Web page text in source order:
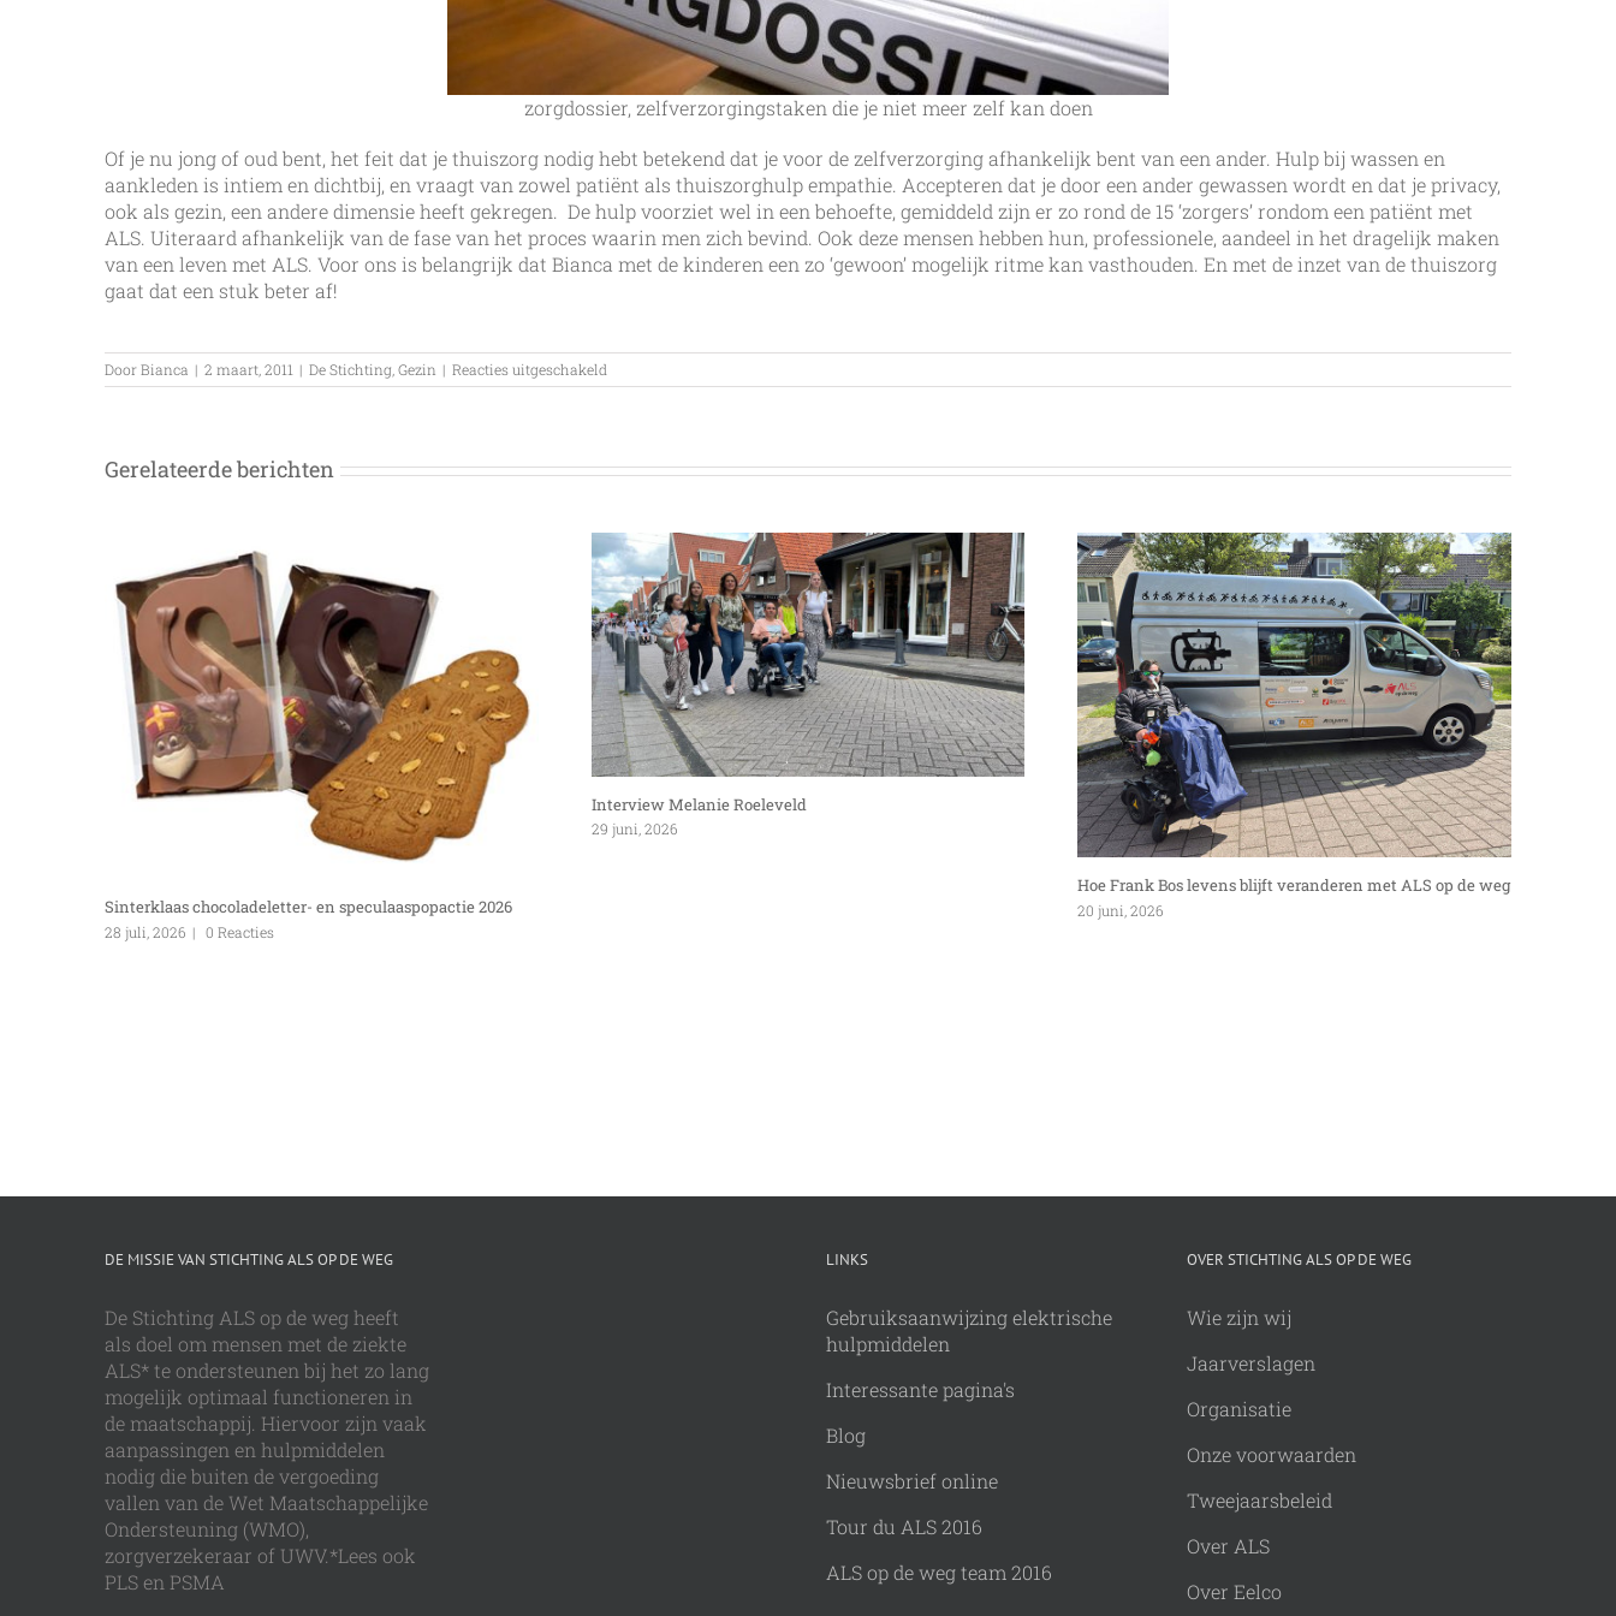
zorgdossier, zelfverzorgingstaken die je niet meer zelf kan doen
Of je nu jong of oud bent, het feit dat je thuiszorg nodig hebt betekend dat je voor de zelfverzorging afhankelijk bent van een ander. Hulp bij wassen en
aankleden is intiem en dichtbij, en vraagt van zowel patiënt als thuiszorghulp empathie. Accepteren dat je door een ander gewassen wordt en dat je privacy,
ook als gezin, een andere dimensie heeft gekregen. De hulp voorziet wel in een behoefte, gemiddeld zijn er zo rond de 15 ‘zorgers’ rondom een patiënt met
ALS. Uiteraard afhankelijk van de fase van het proces waarin men zich bevind. Ook deze mensen hebben hun, professionele, aandeel in het dragelijk maken
van een leven met ALS. Voor ons is belangrijk dat Bianca met de kinderen een zo ‘gewoon’ mogelijk ritme kan vasthouden. En met de inzet van de thuiszorg
gaat dat een stuk beter af!
DoorBianca | 2 maart, 2011 | De Stichting Gezin | Reacties uitgeschakeld
Thuiszorg
Gerelateerde berichten
Sinterklaas chocoladeletter- en speculaaspopactie 2026
28 juli, 2026 | 0 Reacties
Interview Melanie Roeleveld
29 juni, 2026
Hoe Frank Bos levens blijft veranderen met ALS op de weg
20 juni, 2026
DE MISSIE VAN STICHTING ALS OP DE WEG
De Stichting ALS op de weg heeft
als doel om mensen met de ziekte
ALS* te ondersteunen bij het zo lang
mogelijk optimaal functioneren in
de maatschappij. Hiervoor zijn vaak
aanpassingen en hulpmiddelen
nodig die buiten de vergoeding
vallen van de Wet Maatschappelijke
Ondersteuning (WMO),
zorgverzekeraar of UWV.*Lees ook
PLS en PSMA
LINKS
Gebruiksaanwijzing elektrische
hulpmiddelen
Interessante pagina's
Blog
Nieuwsbrief online
Tour du ALS 2016
ALS op de weg team 2016
OVER STICHTING ALS OP DE WEG
Wie zijn wij
Jaarverslagen
Organisatie
Onze voorwaarden
Tweejaarsbeleid
Over ALS
Over Eelco